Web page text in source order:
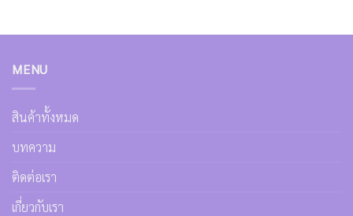
MENU
สินค้าทั้งหมด
บทความ
ติดต่อเรา
เกี่ยวกับเรา